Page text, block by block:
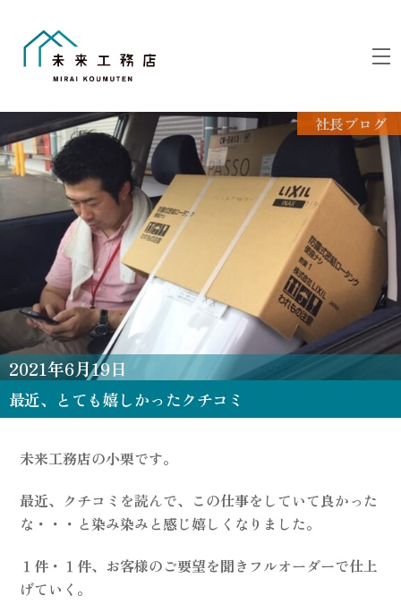
社長ブログ
2021年6月19日
最近、とても嬉しかったクチコミ
未来工務店の小栗です。
最近、クチコミを読んで、この仕事をしていて良かった
な・・・と染み染みと感じ嬉しくなりました。
１件・１件、お客様のご要望を聞きフルオーダーで仕上
げていく。